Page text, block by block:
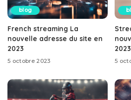
blog
French streaming La
nouvelle adresse du site en
2023
5 octobre 2023
2023
5